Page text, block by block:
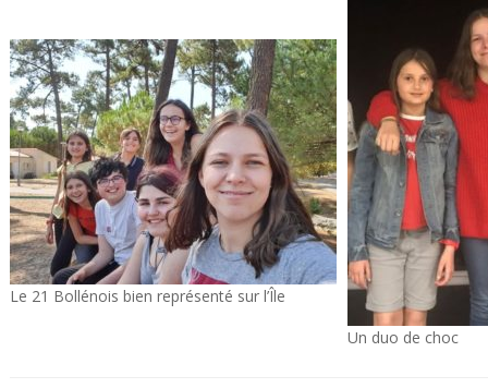
Le 21 Bollénois bien représenté sur l’Île
Un duo de choc